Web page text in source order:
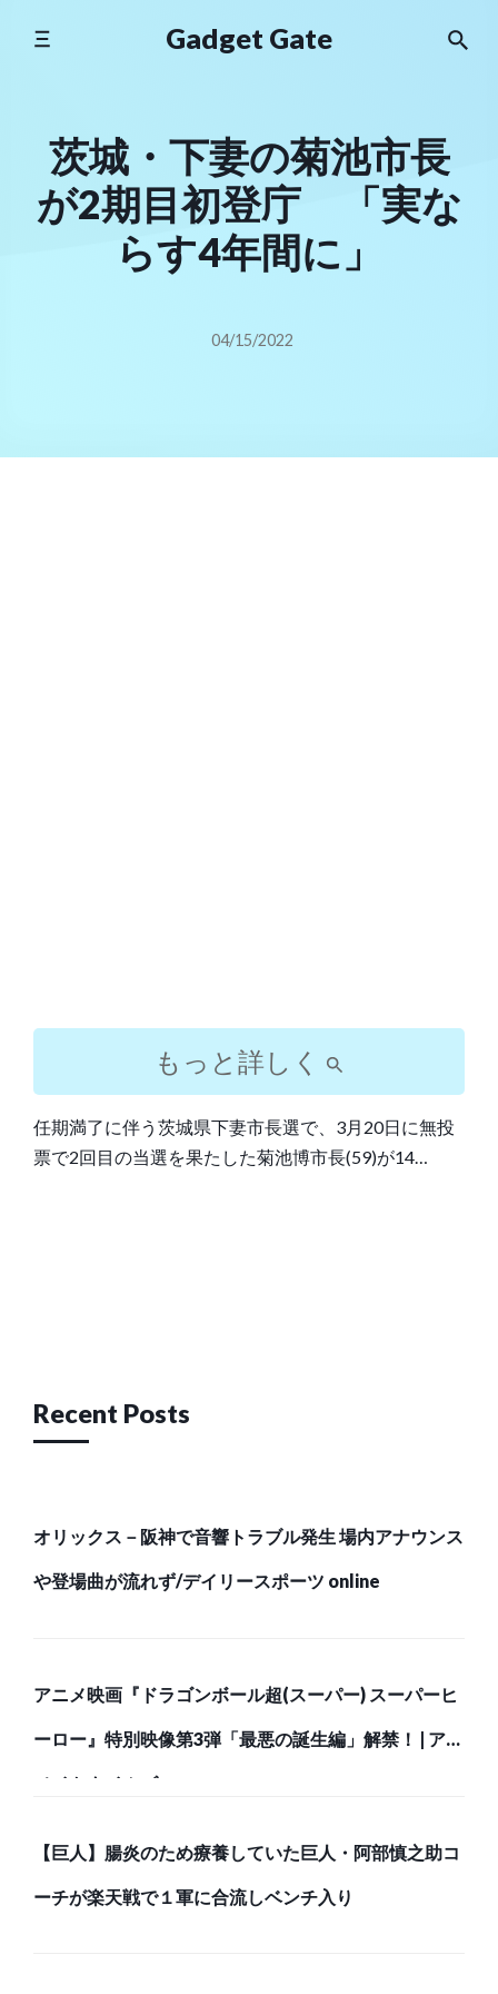
Gadget Gate
茨城・下妻の菊池市長
が2期目初登庁 「実な
らす4年間に」
04/15/2022
もっと詳しく
任期満了に伴う茨城県下妻市長選で、3月20日に無投
票で2回目の当選を果たした菊池博市長(59)が14…
Recent Posts
オリックス－阪神で音響トラブル発生 場内アナウンス
や登場曲が流れず/デイリースポーツ online
アニメ映画『ドラゴンボール超(スーパー) スーパーヒ
ーロー』特別映像第3弾「最悪の誕生編」解禁！ | アニ
メイトタイムズ
【巨人】腸炎のため療養していた巨人・阿部慎之助コ
ーチが楽天戦で１軍に合流しベンチ入り